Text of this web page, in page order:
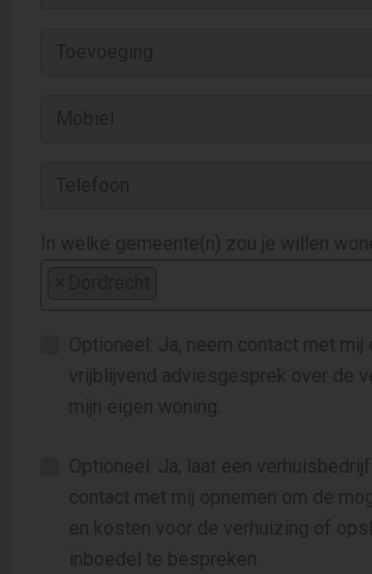
In welke gemeente(n) zou je willen
Optioneel: Ja, neem contact met mij
vrijblijvend adviesgesprek over de
mijn eigen woning.
Optioneel: Ja, laat een
contact met mij opnemen om de
en kosten voor de verhuizing of
inboedel te bespreken